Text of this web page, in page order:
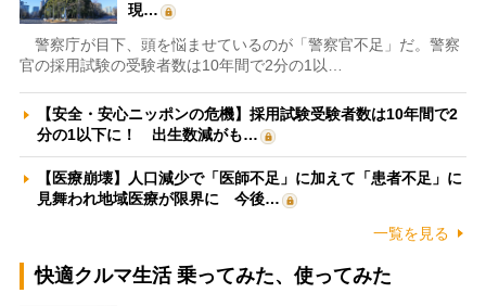
現…
警察庁が目下、頭を悩ませているのが「警察官不足」だ。警察
官の採用試験の受験者数は10年間で2分の1以…
【安全・安心ニッポンの危機】採用試験受験者数は10年間で2
分の1以下に！ 出生数減がも…
【医療崩壊】人口減少で「医師不足」に加えて「患者不足」に
見舞われ地域医療が限界に 今後…
一覧を見る
快適クルマ生活 乗ってみた、使ってみた